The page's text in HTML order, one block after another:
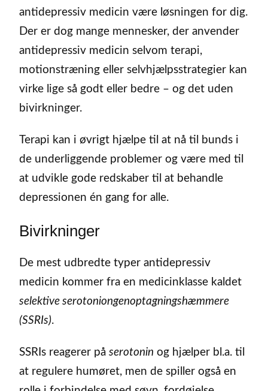
antidepressiv medicin være løsningen for dig.
Der er dog mange mennesker, der anvender
antidepressiv medicin selvom terapi,
motionstræning eller selvhjælpsstrategier kan
virke lige så godt eller bedre – og det uden
bivirkninger.
Terapi kan i øvrigt hjælpe til at nå til bunds i
de underliggende problemer og være med til
at udvikle gode redskaber til at behandle
depressionen én gang for alle.
Bivirkninger
De mest udbredte typer antidepressiv
medicin kommer fra en medicinklasse kaldet
selektive serotoniongenoptagningshæmmere
(SSRIs).
SSRIs reagerer på serotonin og hjælper bl.a. til
at regulere humøret, men de spiller også en